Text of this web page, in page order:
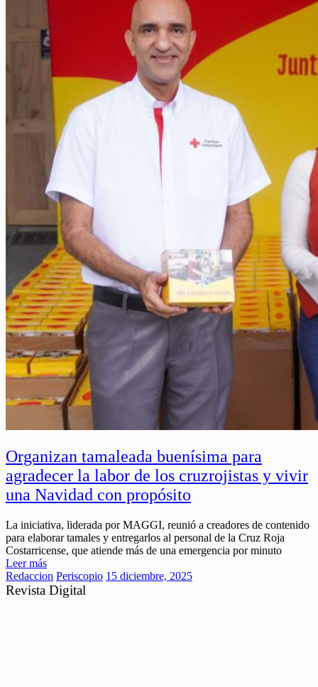
Organizan tamaleada buenísima para
agradecer la labor de los cruzrojistas y vivir
una Navidad con propósito
La iniciativa, liderada por MAGGI, reunió a creadores de contenido
para elaborar tamales y entregarlos al personal de la Cruz Roja
Costarricense, que atiende más de una emergencia por minuto
Leer más
Redaccion Periscopio 15 diciembre, 2025
Revista Digital